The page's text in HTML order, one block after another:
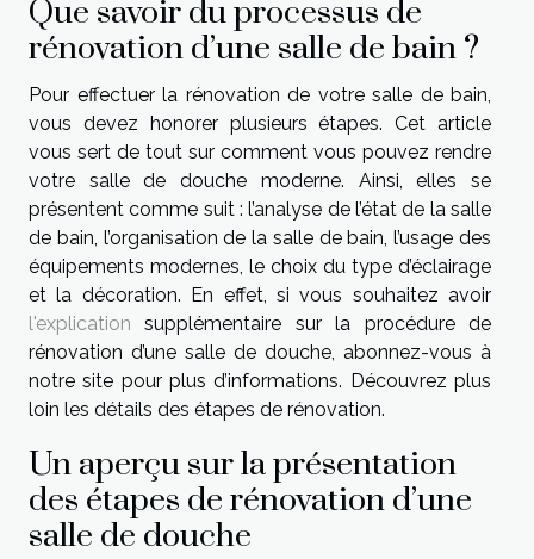
Que savoir du processus de
rénovation d’une salle de bain ?
Pour effectuer la rénovation de votre salle de bain,
vous devez honorer plusieurs étapes. Cet article
vous sert de tout sur comment vous pouvez rendre
votre salle de douche moderne. Ainsi, elles se
présentent comme suit : l’analyse de l’état de la salle
de bain, l’organisation de la salle de bain, l’usage des
équipements modernes, le choix du type d’éclairage
et la décoration. En effet, si vous souhaitez avoir
l'explication supplémentaire sur la procédure de
rénovation d’une salle de douche, abonnez-vous à
notre site pour plus d’informations. Découvrez plus
loin les détails des étapes de rénovation.
Un aperçu sur la présentation
des étapes de rénovation d’une
salle de douche